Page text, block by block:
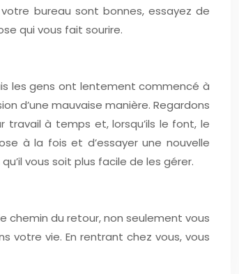
bureau sont bonnes, essayez de
qui vous fait sourire.
les gens ont lentement commencé à
d’une mauvaise manière. Regardons
à temps et, lorsqu’ils le font, le
à la fois et d’essayer une nouvelle
vous soit plus facile de les gérer.
chemin du retour, non seulement vous
votre vie. En rentrant chez vous, vous